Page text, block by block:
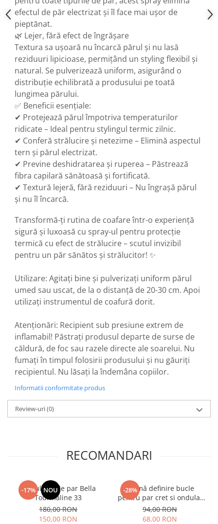
efectul de păr electrizat și îl face mai ușor de
pieptănat.
🌿 Lejer, fără efect de îngrășare
Textura sa ușoară nu încarcă părul și nu lasă
reziduuri lipicioase, permițând un styling flexibil și
natural. Se pulverizează uniform, asigurând o
distribuție echilibrată a produsului pe toată
lungimea părului.
✅ Beneficii esențiale:
✔ Protejează părul împotriva temperaturilor
ridicate – Ideal pentru stylingul termic zilnic.
✔ Conferă strălucire și netezime – Elimină aspectul
tern și părul electrizat.
✔ Previne deshidratarea și ruperea – Păstrează
fibra capilară sănătoasă și fortificată.
✔ Textură lejeră, fără reziduuri – Nu îngrașă părul
și nu îl încarcă.
Transformă-ți rutina de coafare într-o experiență
sigură și luxoasă cu spray-ul pentru protecție
termică cu efect de strălucire – scutul invizibil
pentru un păr sănătos și strălucitor! ✨
Utilizare: Agitați bine și pulverizați uniform părul
umed sau uscat, de la o distanță de 20-30 cm. Apoi
utilizați instrumentul de coafură dorit.
Atenționări: Recipient sub presiune extrem de
inflamabil! Păstrați produsul departe de surse de
căldură, de foc sau razele directe ale soarelui. Nu
fumați în timpul folosirii produsului și nu găuriți
recipientul. Nu lăsați la îndemâna copiilor.
Informatii conformitate produs
Review-uri(0)
RECOMANDARI
-17% NOU
Ondulator de par Bella
Tourmaline 33
180,00 RON
150,00 RON
-28%
Cremă definire bucle
pentru par cret si ondulat
Illumyno 300 ml
94,00 RON
68,00 RON